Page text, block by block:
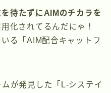
待たずにAIMのチカラを
化されてるんだにゃ！
る「AIM配合キャットフ
が発見した「L-システイ